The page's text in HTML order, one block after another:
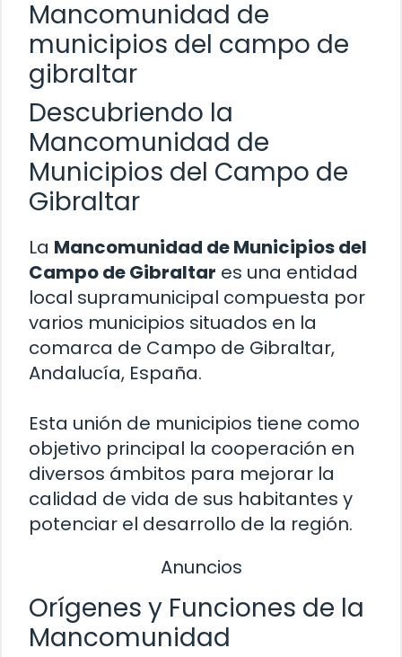
Mancomunidad de
municipios del campo de
gibraltar
Descubriendo la
Mancomunidad de
Municipios del Campo de
Gibraltar
La Mancomunidad de Municipios del
Campo de Gibraltar es una entidad
local supramunicipal compuesta por
varios municipios situados en la
comarca de Campo de Gibraltar,
Andalucía, España.
Esta unión de municipios tiene como
objetivo principal la cooperación en
diversos ámbitos para mejorar la
calidad de vida de sus habitantes y
potenciar el desarrollo de la región.
Anuncios
Orígenes y Funciones de la
Mancomunidad